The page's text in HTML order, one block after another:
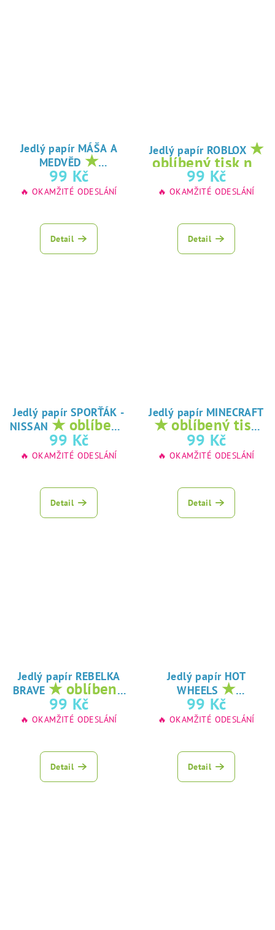
Jedlý papír MÁŠA A
MEDVĚD ★
oblíbený tisk na
jedlý papír
99 Kč
🔥 OKAMŽITÉ ODESLÁNÍ
Detail
Jedlý papír ROBLOX ★
oblíbený tisk na
jedlý papír
99 Kč
🔥 OKAMŽITÉ ODESLÁNÍ
Detail
Jedlý papír SPORŤÁK -
NISSAN ★ oblíbený
tisk na jedlý
papír
99 Kč
🔥 OKAMŽITÉ ODESLÁNÍ
Detail
Jedlý papír MINECRAFT
★ oblíbený tisk
na jedlý papír
99 Kč
🔥 OKAMŽITÉ ODESLÁNÍ
Detail
Jedlý papír REBELKA
BRAVE ★ oblíbený
tisk na jedlý
papír
99 Kč
🔥 OKAMŽITÉ ODESLÁNÍ
Detail
Jedlý papír HOT
WHEELS ★
oblíbený tisk na
jedlý papír
99 Kč
🔥 OKAMŽITÉ ODESLÁNÍ
Detail